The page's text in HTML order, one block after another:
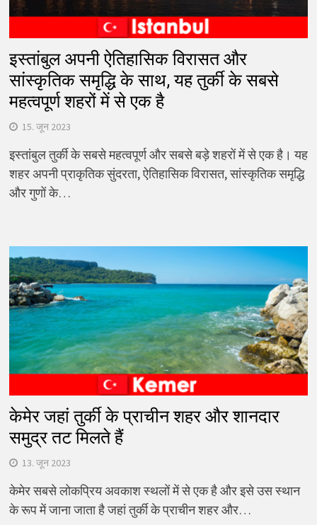
इस्तांबुल अपनी ऐतिहासिक विरासत और
सांस्कृतिक समृद्धि के साथ, यह तुर्की के सबसे
महत्वपूर्ण शहरों में से एक है
15. जून 2023
इस्तांबुल तुर्की के सबसे महत्वपूर्ण और सबसे बड़े शहरों में से एक है। यह
शहर अपनी प्राकृतिक सुंदरता, ऐतिहासिक विरासत, सांस्कृतिक समृद्धि
और गुणों के…
केमेर जहां तुर्की के प्राचीन शहर और शानदार
समुद्र तट मिलते हैं
13. जून 2023
केमेर सबसे लोकप्रिय अवकाश स्थलों में से एक है और इसे उस स्थान
के रूप में जाना जाता है जहां तुर्की के प्राचीन शहर और…